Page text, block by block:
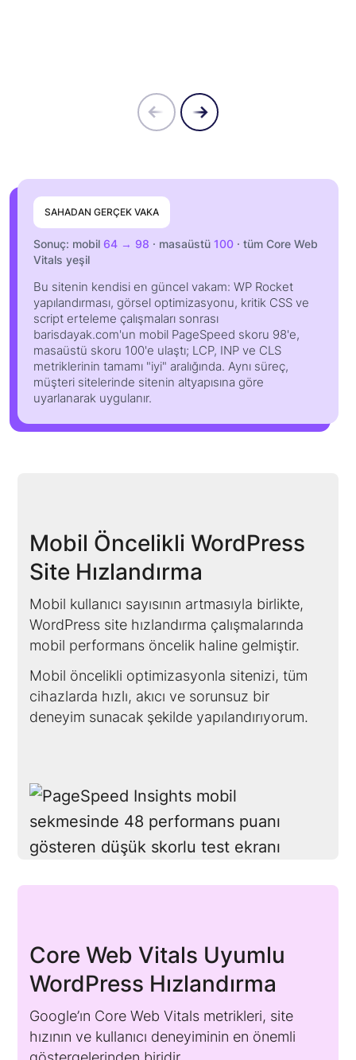
SAHADAN GERÇEK VAKA
Sonuç: mobil 64 → 98 · masaüstü 100 · tüm Core Web
Vitals yeşil
Bu sitenin kendisi en güncel vakam: WP Rocket
yapılandırması, görsel optimizasyonu, kritik CSS ve
script erteleme çalışmaları sonrası
barisdayak.com'un mobil PageSpeed skoru 98'e,
masaüstü skoru 100'e ulaştı; LCP, INP ve CLS
metriklerinin tamamı "iyi" aralığında. Aynı süreç,
müşteri sitelerinde sitenin altyapısına göre
uyarlanarak uygulanır.
Mobil Öncelikli WordPress
Site Hızlandırma
Mobil kullanıcı sayısının artmasıyla birlikte,
WordPress site hızlandırma çalışmalarında
mobil performans öncelik haline gelmiştir.
Mobil öncelikli optimizasyonla sitenizi, tüm
cihazlarda hızlı, akıcı ve sorunsuz bir
deneyim sunacak şekilde yapılandırıyorum.
Core Web Vitals Uyumlu
WordPress Hızlandırma
Google’ın Core Web Vitals metrikleri, site
hızının ve kullanıcı deneyiminin en önemli